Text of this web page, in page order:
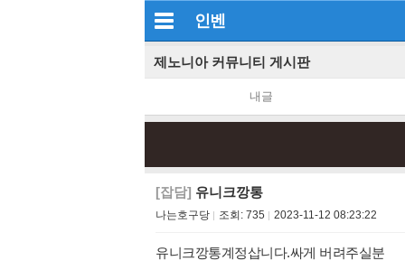
인벤
제노니아 커뮤니티 게시판
내글
[잡담] 유니크깡통
나는호구당 조회: 735 2023-11-12 08:23:22
유니크깡통계정삽니다.싸게 버려주실분